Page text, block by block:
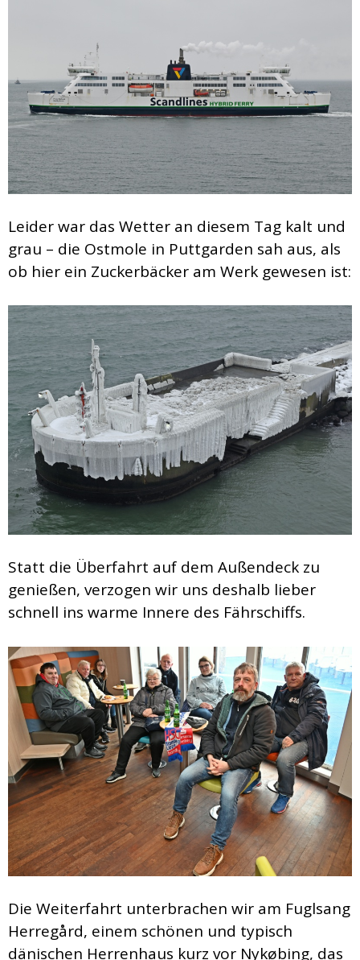
Leider war das Wetter an diesem Tag kalt und
grau – die Ostmole in Puttgarden sah aus, als
ob hier ein Zuckerbäcker am Werk gewesen ist:
Statt die Überfahrt auf dem Außendeck zu
genießen, verzogen wir uns deshalb lieber
schnell ins warme Innere des Fährschiffs.
Die Weiterfahrt unterbrachen wir am Fuglsang
Herregård, einem schönen und typisch
dänischen Herrenhaus kurz vor Nykøbing, das